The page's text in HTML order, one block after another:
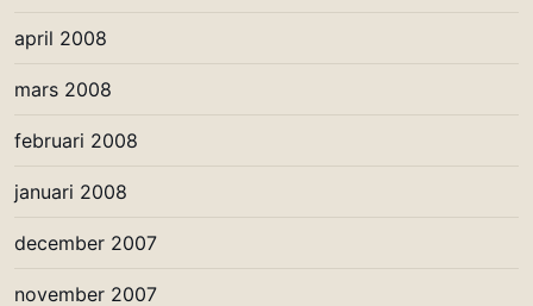
april 2008
mars 2008
februari 2008
januari 2008
december 2007
november 2007